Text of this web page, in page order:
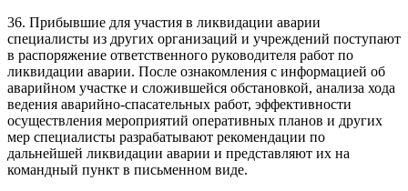
36. Прибывшие для участия в ликвидации аварии
специалисты из других организаций и учреждений поступают
в распоряжение ответственного руководителя работ по
ликвидации аварии. После ознакомления с информацией об
аварийном участке и сложившейся обстановкой, анализа хода
ведения аварийно-спасательных работ, эффективности
осуществления мероприятий оперативных планов и других
мер специалисты разрабатывают рекомендации по
дальнейшей ликвидации аварии и представляют их на
командный пункт в письменном виде.